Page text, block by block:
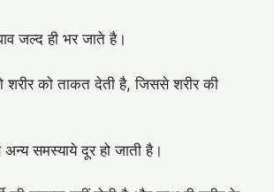
जल्द ही भर जाते है।
शरीर को ताकत देती है, जिससे शरीर की
समस्याये दूर हो जाती है।